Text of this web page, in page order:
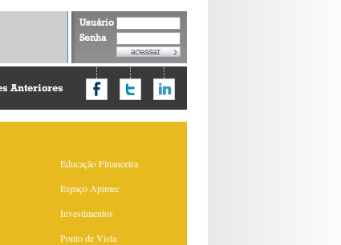
Usuário
Senha
Anteriores
Educação Financeira
Espaço Apimec
Investimentos
Ponto de Vista